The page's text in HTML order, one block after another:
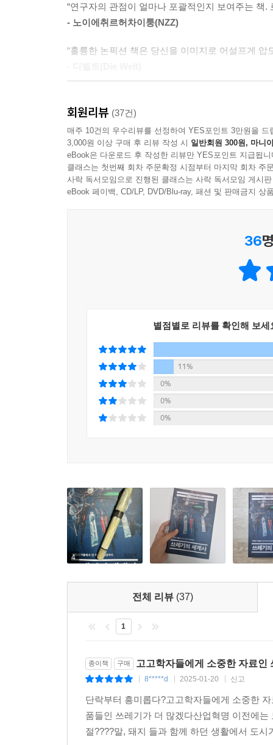
시대와 지역을 넘나드는 포괄적이고 철저한 연구로
한도 초과 쓰레기의 시대,
우리는 우리가 버린 것들 위에 산다
“남은 일생에서 올여름은 가장 선선한 여름” “
질렸다”… 눈앞에 닥친 환경 재난을 경고하는 신
위기를 넘어서 ‘기후 붕괴’라는 명명까지 들려온
(Wasteocene)’라는 단어도 등장했다. 다음 세대
소비되고 수거되고 처리되는 ‘생애주기’ 내내
쓰레기의 양은 2차 세계 대전 직후에 폭발적으
배출하는 쓰레기만 지금보다 75% 증가한 34억
문명의 거울로서의 쓰레기
인간이 있는 곳에는 언제나 쓰레기가 따르고, 쓰
사이, 인류가 한 장소에 정착하면서 비로소
마주해야만 했다. 사람들은 집 밖으로 ‘내버리고
300m에 8층 건물 높이 규모를 자랑한다. 이탈
나일강에 배출했다. 마야에는 유기물 쓰레기를
아테네에서는 기원전 5세기에 이미 거리 청소(코
시대:?이?모든?쓰레기의?시작」)
“쓰레기를 흘려보내기 위해서는 도시 지형이 뒷
덕분에 비교적 수월하게 쓰레기를 처리할 수 있
테베레강으로 떠내려 보냈다. 콘스탄티노플은
거센 보스포루스 해협과 마르마라해에 쓰레기를
도시가 급성장하고 인구 밀도가 높아지며 쓰레
평가하며 ‘더러운 도시’라는 오명을 붙이거나,
발전, 쓰레기차가 들어갈 수 있는 도로의 건설 등
대도시 주거지의 익숙한 풍경으로 자리 잡은 것은
“연구자의 관점이 얼마나 포괄적인지 보여주는 책
- 노이에취르허차이퉁(NZZ)
“훌륭한 논픽션 책은 당신을 이미지로 어설프게
- 프랑크푸르터알게마이네차이퉁(FAZ)
“쓰레기의 전 지구적 역사를 아주 탄탄한 근거를
강점이 있다.”
- 필로조피마가친(Philosophie Magazin)
“의심할 여지없이 ‘쓰레기학(garology)’에 대한 중요
“쓰레기는 해결을 위한 새로운 아이디어가 끊임
“거대하고, 감탄할 만한 작품이다. 이 ‘쓰레기의
쓰레기 체계를 분석하는 데 도움을 준다.”
- 쥐트베스트룬트펑크(SWR, 남서독일방송)
“오늘날 쓰레기 문제의 근원을 밝히는 책. 이보다
- 뵈르젠블라트(Borsenblatt)
회원리뷰 (37건)
매주 10건의 우수리뷰를 선정하여 YES포인트 3만원을 드
3,000원 이상 구매 후 리뷰 작성 시 일반회원 300원, 마니
eBook은 다운로드 후 작성한 리뷰만 YES포인트 지급됩니
클래스는 첫번째 회차 주문확정 시점부터 마지막 회차 주
사락 독서모임으로 진행된 클래스는 사락 독서모임 게시
eBook 페이백, CD/LP, DVD/Blu-ray, 패션 및 판매금지 상
36
별점별로 리뷰를 확인해 보세
11%
0%
0%
0%
4
전체 리뷰 (37)
1
종이책 구매 고고학자들에게 소중한 자료인
8*****d 2025-01-20 신고
단락부터 흥미롭다?고고학자들에게 소중한
품들인 쓰레기가 더 많겠다산업혁명 이전에
절????말, 돼지 들과 함께 하던 생활에서 도